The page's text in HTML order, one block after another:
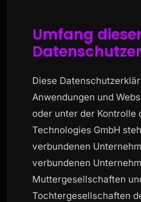
Umfang
Diese
Anwendungen und
oder unter der Kontrolle
Technologies GmbH
verbundenen
verbundenen
Muttergesellschaften
Tochtergesellschaften